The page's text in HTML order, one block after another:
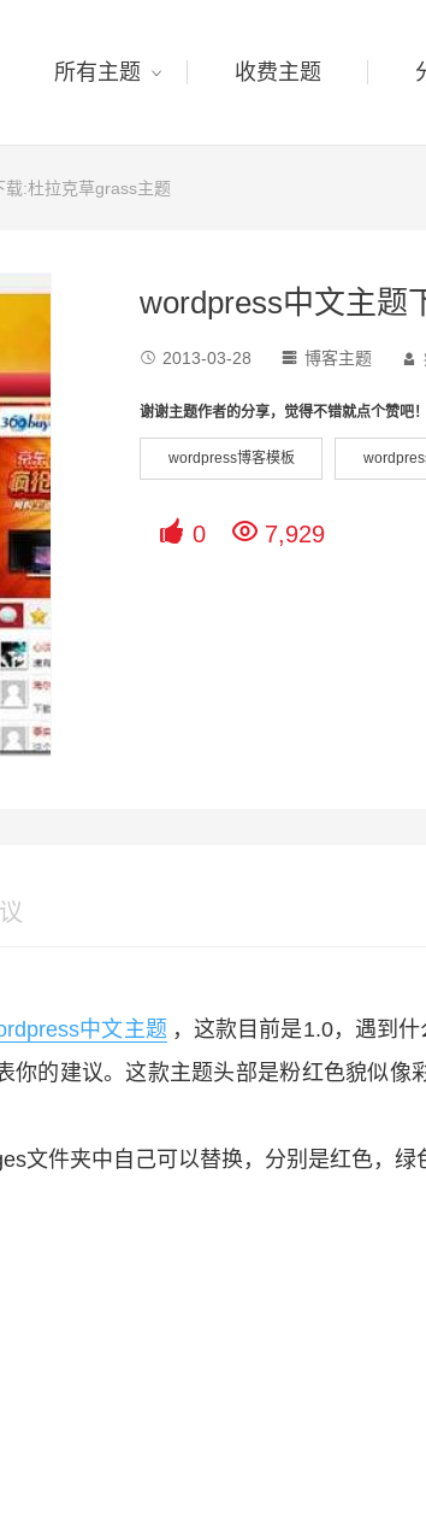
所有主题 收费主题
:杜拉克草grass主题
wordpress中文主题
 2013-03-28  博客主题 
谢谢主题作者的分享，觉得不错就点个赞吧
wordpress博客模板
 0  7,929
中文主题 ，这款目前是1.0，遇到
你的建议。这款主题头部是粉红色貌似像
文件夹中自己可以替换，分别是红色，绿